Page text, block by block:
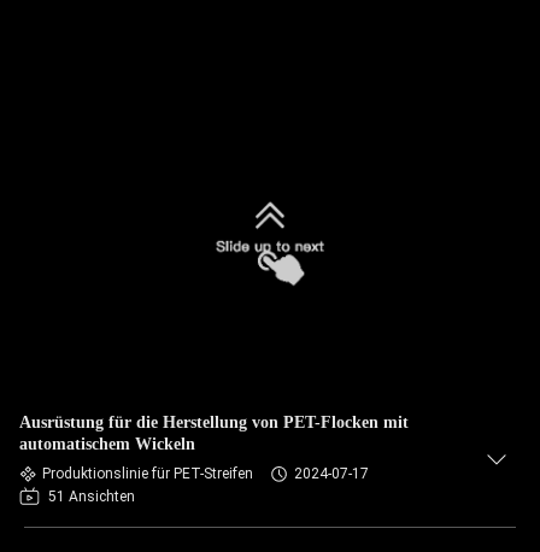
Ausrüstung für die Herstellung von PET-Flocken mit
automatischem Wickeln
Produktionslinie für PET-Streifen
2024-07-17
51 Ansichten